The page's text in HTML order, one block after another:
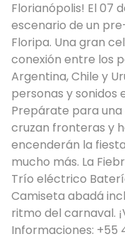
Florianópolis! El 07
escenario de un
Floripa. Una gran
conexión entre los
Argentina, Chile y
personas y sonidos
Prepárate para
cruzan fronteras y
encenderán la
mucho más. La
Trío eléctrico
Camiseta abadá
ritmo del carnaval.
Informaciones: +55